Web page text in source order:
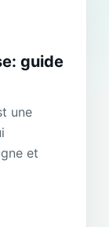
guide
une
et